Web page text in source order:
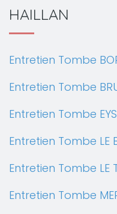
HAILLAN
Entretien Tombe
Entretien Tombe
Entretien Tombe
Entretien Tombe LE
Entretien Tombe LE
Entretien Tombe